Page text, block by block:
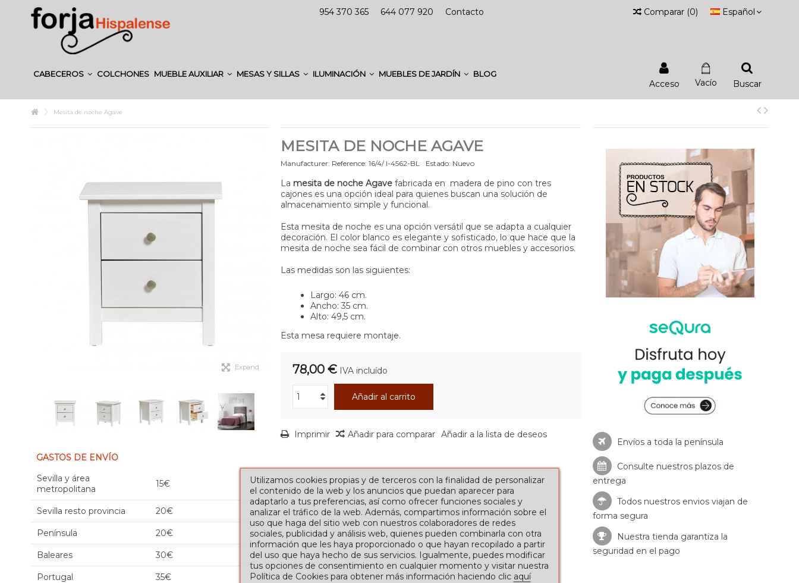
954 370 365 644 077 920 Contacto Español
Comparar (0)
CABECEROS COLCHONES MUEBLE AUXILIAR MESAS Y SILLAS ILUMINACIÓN MUEBLES DE JARDÍN BLOG
Buscar
Vacío
Acceso
Mesita de noche Agave
Expand
GASTOS DE ENVÍO
Sevilla y área
metropolitana
15€
Sevilla resto provincia 20€
Península 20€
Baleares 30€
Portugal 35€
MESITA DE NOCHE AGAVE
Manufacturer: Reference: 16/4/ I-4562-BL Estado: Nuevo
La mesita de noche Agavefabricada en madera de pino con tres
cajones es una opción ideal para quienes buscan una solución de
almacenamiento simple y funcional.
Esta mesita de noche es una opción versátil que se adapta a cualquier
decoración. El color blanco es elegante y sofisticado, lo que hace que la
mesita de noche sea fácil de combinar con otros muebles y accesorios.
Las medidas son las siguientes:
Largo: 46 cm.
Ancho: 35 cm.
Alto: 49,5 cm.
Esta mesa requiere montaje.
78,00 € IVA incluído
Añadir al carrito
Imprimir Añadir para comparar Añadir a la lista de deseos
Envíos a toda la península
Consulte nuestros plazos de
entrega
Todos nuestros envios viajan de
forma segura
Nuestra tienda garantiza la
seguridad en el pago
Utilizamos cookies propias y de terceros con la finalidad de personalizar
el contenido de la web y los anuncios que puedan aparecer para
adaptarlo a tus preferencias, así como ofrecer funciones sociales y
analizar el tráfico de la web. Además, compartimos información sobre el
uso que haga del sitio web con nuestros colaboradores de redes
sociales, publicidad y análisis web, quienes pueden combinarla con otra
información que les haya proporcionado o que hayan recopilado a partir
del uso que haya hecho de sus servicios. Igualmente, puedes modificar
tus opciones de consentimiento en cualquier momento y visitar nuestra
Política de Cookies para obtener más información haciendo clic aquí